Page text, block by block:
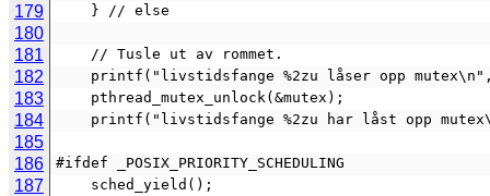
179
    } // else
180
181
    // Tusle ut av rommet.
182
printf("livstidsfange %2zu låser opp
183
    pthread_mutex_unlock(&mutex);
184
printf("livstidsfange %2zu har låst opp
185
186
#ifdef _POSIX_PRIORITY_SCHEDULING
187
    sched_yield();